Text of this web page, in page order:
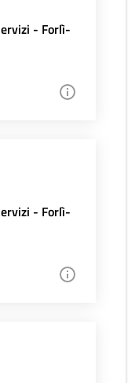
- Forlì-
- Forlì-